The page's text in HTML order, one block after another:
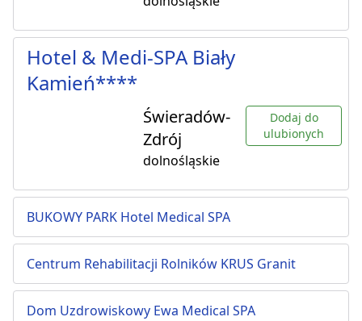
Hotel & Medi-SPA Biały
Kamień****
Świeradów-
Zdrój
dolnośląskie
Dodaj do
ulubionych
BUKOWY PARK Hotel Medical SPA
Centrum Rehabilitacji Rolników KRUS Granit
Dom Uzdrowiskowy Ewa Medical SPA